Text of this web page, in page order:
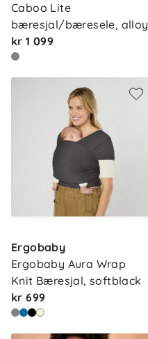
Caboo Lite
bæresjal/bæresele, alloy
kr 1 099
Ergobaby
Ergobaby Aura Wrap
Knit Bæresjal, softblack
kr 699